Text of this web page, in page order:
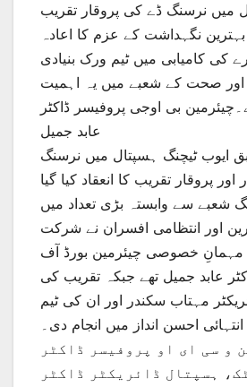
میں نرسنگ ڈے کی پروقار تقریب
نگہداشت کے عزم کا اعادہ
کی کامیابی میں ٹیم ورک بنیادی
اور صحت کے شعبے میں یہ اہمیت
بی اوجی پروفیسر ڈاکٹر
عابد جمیل
ایوب ٹیچنگ ہسپتال میں نرسنگ
پروقار تقریب کا انعقاد کیا گیا
سے وابستہ بڑی تعداد میں
اور انتظامی افسران نے شرکت
خصوصی چیئرمین بورڈ آف
عابد جمیل تھے جبکہ تقریب کی
مہتاب سکندر اور ان کی ٹیم
انتہائی احسن انداز میں انجام دی۔
و سی ای او پروفیسر ڈاکٹر
ہسپتال ڈائریکٹر ڈاکٹر